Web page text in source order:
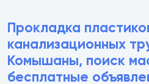
Прокладка
канализационных
Комышаны, поиск
бесплатные